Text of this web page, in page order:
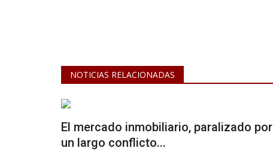
NOTICIAS RELACIONADAS
El mercado inmobiliario, paralizado por
un largo conflicto...